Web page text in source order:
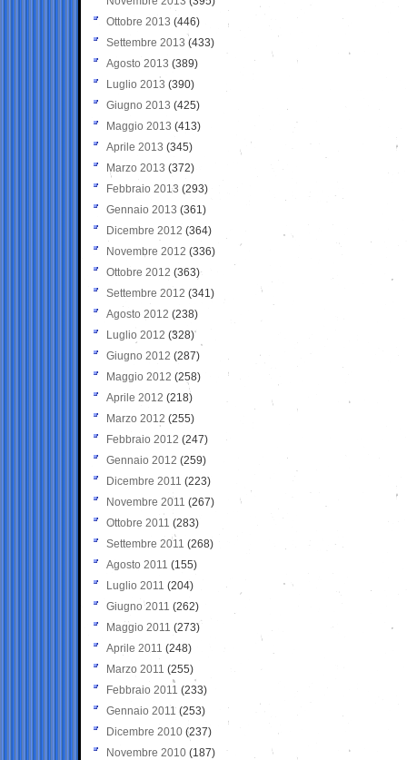
Ottobre 2013 (446)
Settembre 2013 (433)
Agosto 2013 (389)
Luglio 2013 (390)
Giugno 2013 (425)
Maggio 2013 (413)
Aprile 2013 (345)
Marzo 2013 (372)
Febbraio 2013 (293)
Gennaio 2013 (361)
Dicembre 2012 (364)
Novembre 2012 (336)
Ottobre 2012 (363)
Settembre 2012 (341)
Agosto 2012 (238)
Luglio 2012 (328)
Giugno 2012 (287)
Maggio 2012 (258)
Aprile 2012 (218)
Marzo 2012 (255)
Febbraio 2012 (247)
Gennaio 2012 (259)
Dicembre 2011 (223)
Novembre 2011 (267)
Ottobre 2011 (283)
Settembre 2011 (268)
Agosto 2011 (155)
Luglio 2011 (204)
Giugno 2011 (262)
Maggio 2011 (273)
Aprile 2011 (248)
Marzo 2011 (255)
Febbraio 2011 (233)
Gennaio 2011 (253)
Dicembre 2010 (237)
Novembre 2010 (187)